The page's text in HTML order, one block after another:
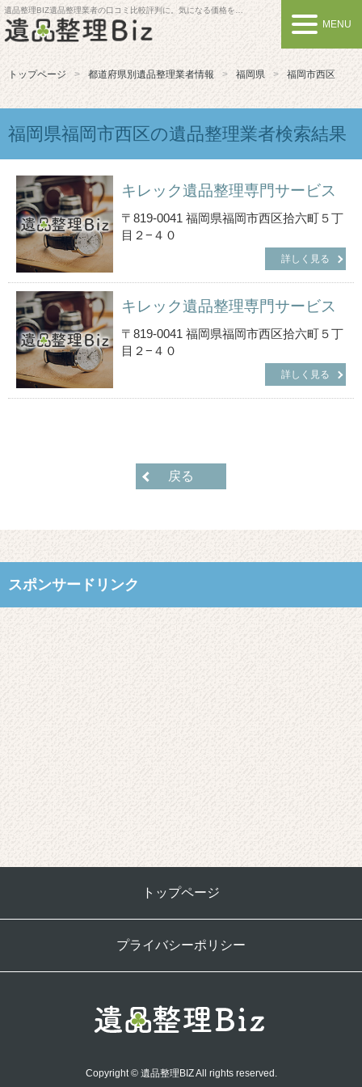
遺品整理BIZ遺品整理業者の口コミ比較評判に。気になる価格を比較しよう
MENU
トップページ 都道府県別遺品整理業者情報 福岡県 福岡市西区
福岡県福岡市西区の遺品整理業者検索結果
キレック遺品整理専門サービス
〒819-0041 福岡県福岡市西区拾六町５丁
目２−４０
詳しく見る
キレック遺品整理専門サービス
〒819-0041 福岡県福岡市西区拾六町５丁
目２−４０
詳しく見る
戻る
スポンサードリンク
トップページ
プライバシーポリシー
Copyright © 遺品整理BIZ All rights reserved.